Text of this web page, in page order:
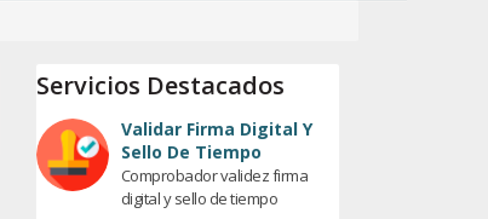
Servicios Destacados
Validar Firma Digital Y
Sello De Tiempo
Comprobador validez firma
digital y sello de tiempo